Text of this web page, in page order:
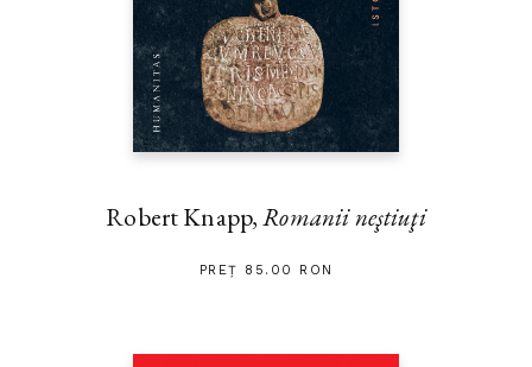
Robert Knapp,Romanii neştiuţi
PREȚ 85.00 RON